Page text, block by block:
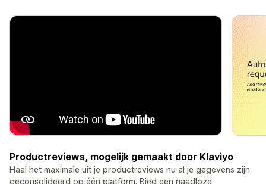
Productreviews, mogelijk gemaakt door Klaviyo
Haal het maximale uit je productreviews nu al je gegevens zijn
geconsolideerd op één platform. Bied een naadloze